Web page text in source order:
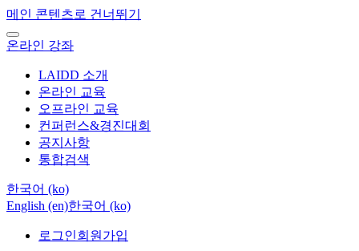
메인 콘텐츠로 건너뛰기
온라인 강좌
LAIDD 소개
온라인 교육
오프라인 교육
컨퍼런스&경진대회
공지사항
통합검색
한국어 ‎(ko)‎
English ‎(en)‎한국어 ‎(ko)‎
로그인회원가입